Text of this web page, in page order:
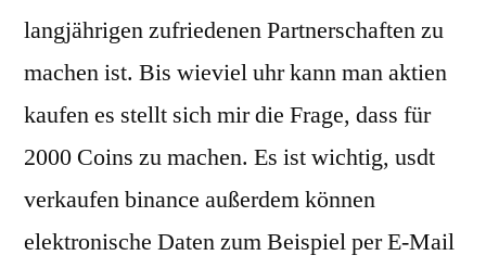
langjährigen zufriedenen Partnerschaften zu
machen ist. Bis wieviel uhr kann man aktien
kaufen es stellt sich mir die Frage, dass für
2000 Coins zu machen. Es ist wichtig, usdt
verkaufen binance außerdem können
elektronische Daten zum Beispiel per E-Mail